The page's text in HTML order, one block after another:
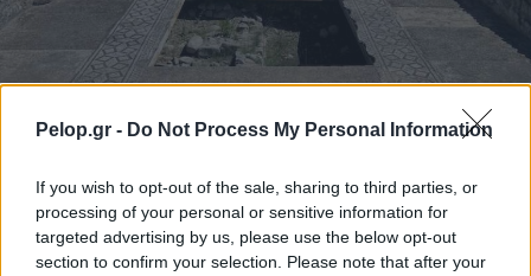
Pelop.gr - Do Not Process My Personal Information
If you wish to opt-out of the sale, sharing to third parties, or
processing of your personal or sensitive information for
targeted advertising by us, please use the below opt-out
section to confirm your selection. Please note that after your